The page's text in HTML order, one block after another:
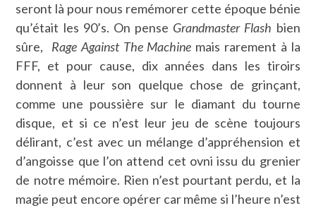
seront là pour nous remémorer cette époque bénie
qu’était les 90’s. On pense Grandmaster Flash bien
sûre, Rage Against The Machine mais rarement à la
FFF, et pour cause, dix années dans les tiroirs
donnent à leur son quelque chose de grinçant,
comme une poussière sur le diamant du tourne
disque, et si ce n’est leur jeu de scène toujours
délirant, c’est avec un mélange d’appréhension et
d’angoisse que l’on attend cet ovni issu du grenier
de notre mémoire. Rien n’est pourtant perdu, et la
magie peut encore opérer car même si l’heure n’est